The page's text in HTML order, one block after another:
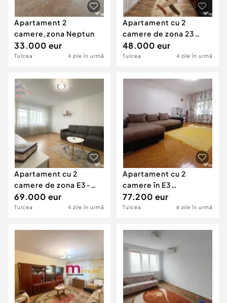
Apartament 2
camere,zona Neptun
33.000 eur
Tulcea 4 zile în urmă
Apartament cu 2
camere de zona 23
August Tulcea
48.000 eur
Tulcea 4 zile în urmă
Apartament cu 2
camere de zona E3-
Tulcea
69.000 eur
Tulcea 4 zile în urmă
Apartament cu 2
camere în E3
decomandat
77.200 eur
Tulcea 6 zile în urmă